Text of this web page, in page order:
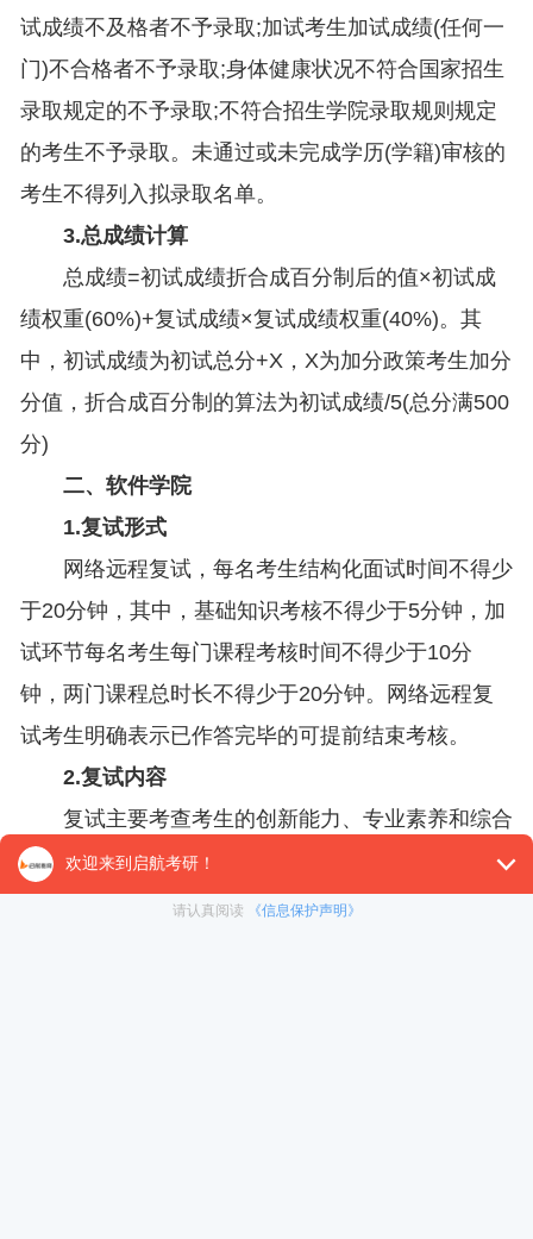
试成绩不及格者不予录取;加试考生加试成绩(任何一
门)不合格者不予录取;身体健康状况不符合国家招生
录取规定的不予录取;不符合招生学院录取规则规定
的考生不予录取。未通过或未完成学历(学籍)审核的
考生不得列入拟录取名单。
3.总成绩计算
总成绩=初试成绩折合成百分制后的值×初试成
绩权重(60%)+复试成绩×复试成绩权重(40%)。其
中，初试成绩为初试总分+X，X为加分政策考生加分
分值，折合成百分制的算法为初试成绩/5(总分满500
分)
二、软件学院
1.复试形式
网络远程复试，每名考生结构化面试时间不得少
于20分钟，其中，基础知识考核不得少于5分钟，加
试环节每名考生每门课程考核时间不得少于10分
钟，两门课程总时长不得少于20分钟。网络远程复
试考生明确表示已作答完毕的可提前结束考核。
2.复试内容
复试主要考查考生的创新能力、专业素养和综合
素质等，包括思想政治素质和品德、外语水平、专业
基础知识、专业综合能力、心理健康等。同等学力考